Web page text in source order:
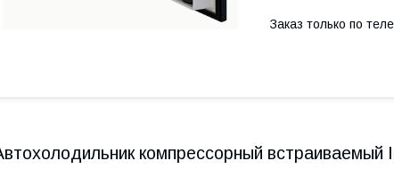
Заказ только по
компрессорный встраиваемый